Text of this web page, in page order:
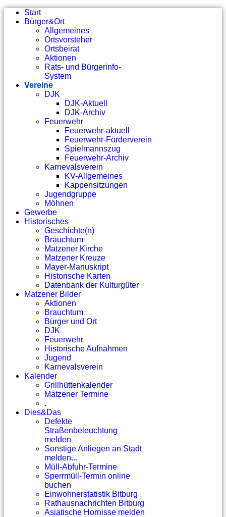
Start
Bürger&Ort
Allgemeines
Ortsvorsteher
Ortsbeirat
Aktionen
Rats- und Bürgerinfo-
System
Vereine
DJK
DJK-Aktuell
DJK-Archiv
Feuerwehr
Feuerwehr-aktuell
Feuerwehr-Förderverein
Spielmannszug
Feuerwehr-Archiv
Karnevalsverein
KV-Allgemeines
Kappensitzungen
Jugendgruppe
Möhnen
Gewerbe
Historisches
Geschichte(n)
Brauchtum
Matzener Kirche
Matzener Kreuze
Mayer-Manuskript
Historische Karten
Datenbank der Kulturgüter
Matzener Bilder
Aktionen
Brauchtum
Bürger und Ort
DJK
Feuerwehr
Historische Aufnahmen
Jugend
Karnevalsverein
Kalender
Grillhüttenkalender
Matzener Termine
.
Dies&Das
Defekte
Straßenbeleuchtung
melden
Sonstige Anliegen an Stadt
melden...
Müll-Abfuhr-Termine
Sperrmüll-Termin online
buchen
Einwohnerstatistik Bitburg
Rathausnachrichten Bitburg
Asiatische Hornisse melden